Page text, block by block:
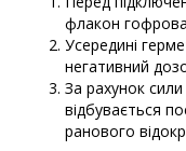
флакон
Усередині
негативний
За рахунок
відбувається
ранового